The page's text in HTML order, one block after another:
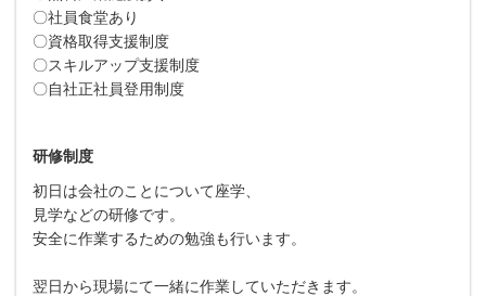
〇社員食堂あり
〇資格取得支援制度
〇スキルアップ支援制度
〇自社正社員登用制度
研修制度
初日は会社のことについて座学、
見学などの研修です。
安全に作業するための勉強も行います。
翌日から現場にて一緒に作業していただきます。